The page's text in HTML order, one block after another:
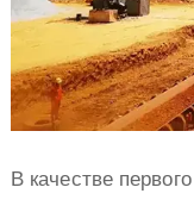
В качестве